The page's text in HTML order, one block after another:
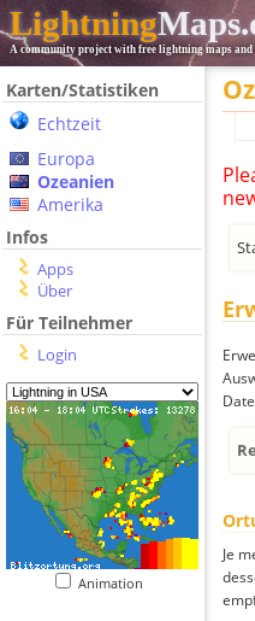
Lightning
A community project with free lightning maps and
Karten/Statistiken
Echtzeit
Europa
Ozeanien
Amerika
Infos
Apps
Über
Für Teilnehmer
Login
Animation
Je